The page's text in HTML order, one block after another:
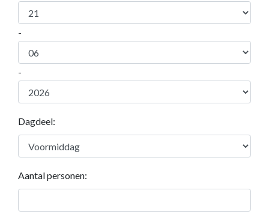
-
-
Dagdeel:
Aantal personen: